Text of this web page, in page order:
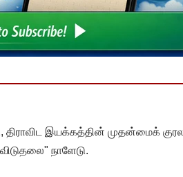
இயக்கத்தின் முதன்மைக்
நாளேடு.